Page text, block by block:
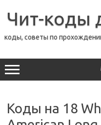
содержимому
Чит-коды
коды, советы по
Коды на 18